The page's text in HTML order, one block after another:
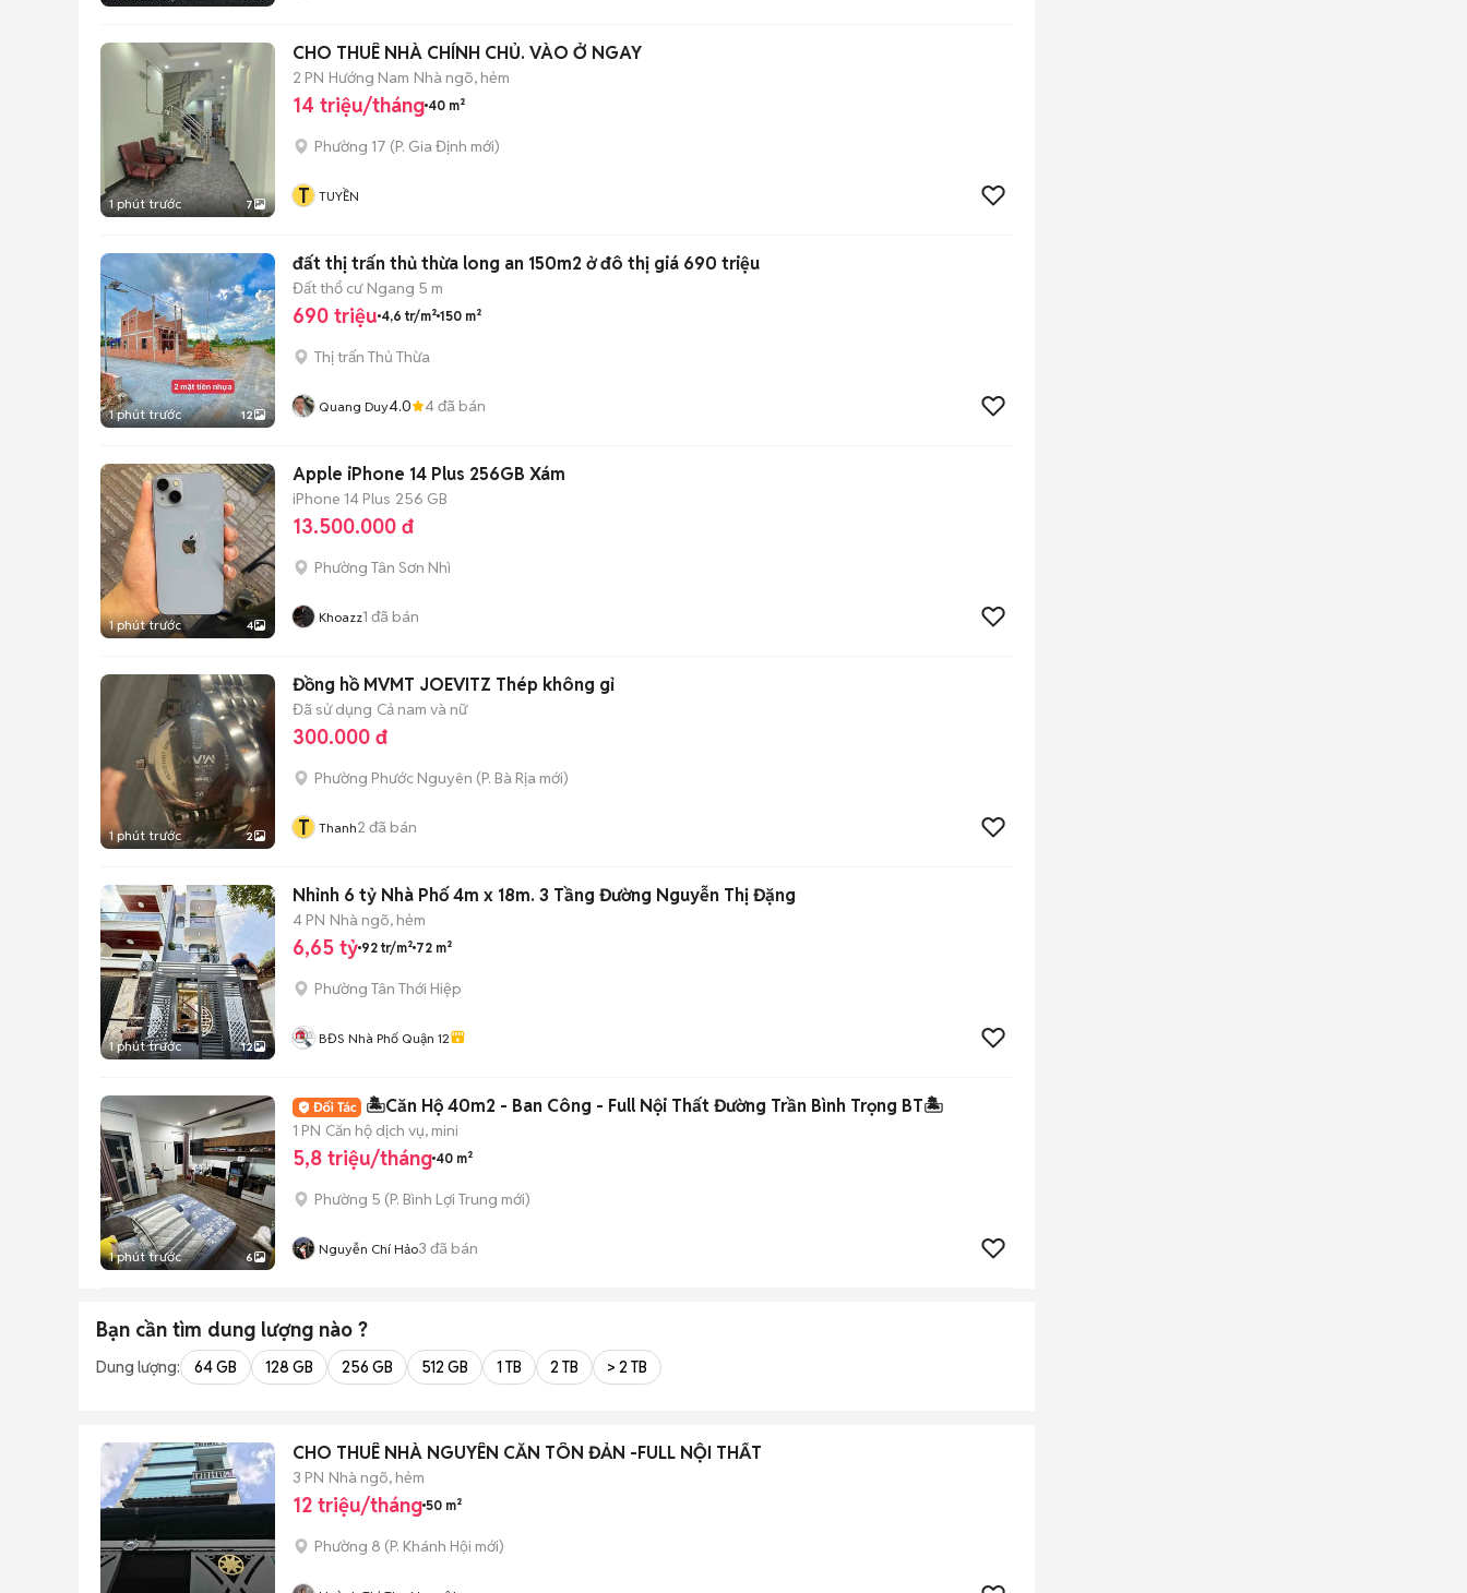
1 phút trước 7
CHO THUÊ NHÀ CHÍNH CHỦ. VÀO Ở NGAY
2 PN Hướng Nam Nhà ngõ, hẻm
14 triệu/tháng 40 m²
Phường 17 (P. Gia Định mới)
T TUYỀN
1 phút trước 12
đất thị trấn thủ thừa long an 150m2 ở đô thị giá 690 triệu
Đất thổ cư Ngang 5 m
690 triệu 4,6 tr/m² 150 m²
Thị trấn Thủ Thừa
Quang Duy4.0 4đã bán
1 phút trước 4
Apple iPhone 14 Plus 256GB Xám
iPhone 14 Plus 256 GB
13.500.000 đ
Phường Tân Sơn Nhì
Khoazz1 đã bán
1 phút trước 2
Đồng hồ MVMT JOEVITZ Thép không gỉ
Đã sử dụng Cả nam và nữ
300.000 đ
Phường Phước Nguyên (P. Bà Rịa mới)
T Thanh2 đã bán
1 phút trước 12
Nhỉnh 6 tỷ Nhà Phố 4m x 18m. 3 Tầng Đường Nguyễn Thị Đặng
4 PN Nhà ngõ, hẻm
6,65 tỷ 92 tr/m² 72 m²
Phường Tân Thới Hiệp
BĐS Nhà Phố Quận 12
1 phút trước 6
🏝️Căn Hộ 40m2 - Ban Công - Full Nội Thất Đường Trần Bình Trọng BT🏝️
1 PN Căn hộ dịch vụ, mini
5,8 triệu/tháng 40 m²
Phường 5 (P. Bình Lợi Trung mới)
Nguyễn Chí Hảo3 đã bán
Bạn cần tìm dung lượng nào ?
Dung lượng: 64 GB 128 GB 256 GB 512 GB 1 TB 2 TB > 2 TB
CHO THUÊ NHÀ NGUYÊN CĂN TÔN ĐẢN -FULL NỘI THẤT
3 PN Nhà ngõ, hẻm
12 triệu/tháng 50 m²
Phường 8 (P. Khánh Hội mới)